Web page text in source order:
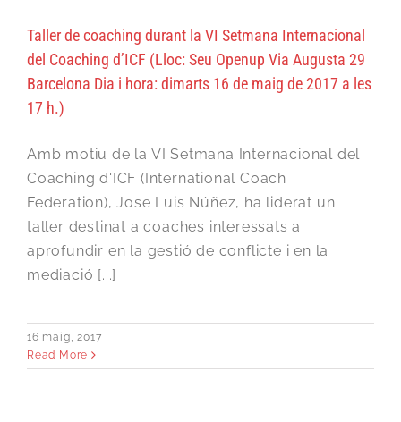
Taller de coaching durant la VI Setmana Internacional
del Coaching d’ICF (Lloc: Seu Openup Via Augusta 29
Barcelona Dia i hora: dimarts 16 de maig de 2017 a les
17 h.)
Amb motiu de la VI Setmana Internacional del
Coaching d'ICF (International Coach
Federation), Jose Luis Núñez, ha liderat un
taller destinat a coaches interessats a
aprofundir en la gestió de conflicte i en la
mediació [...]
16 maig, 2017
Read More